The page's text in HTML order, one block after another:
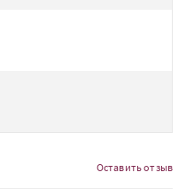
Оставить отзыв